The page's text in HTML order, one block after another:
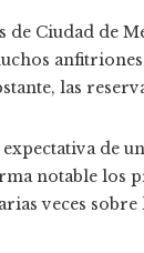
de Ciudad de
las
de
notable los
veces sobre